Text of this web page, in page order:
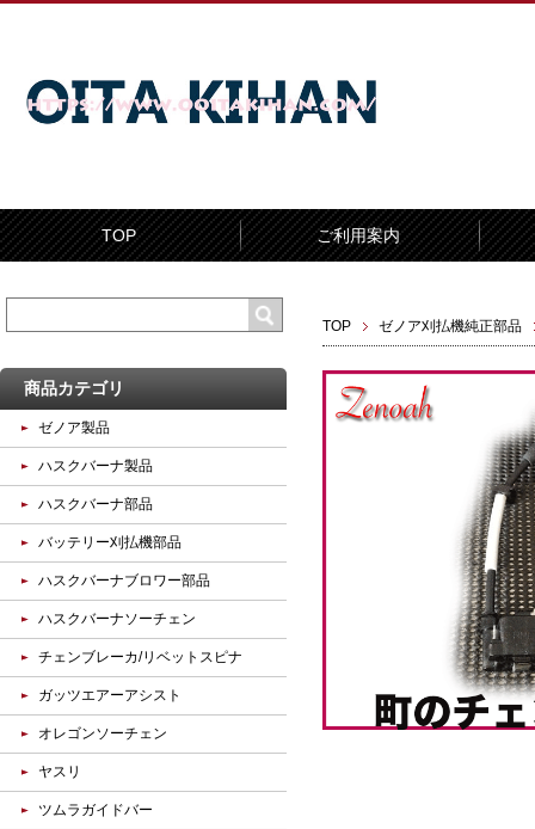
TOP ご利用案内
TOP ゼノア刈払機純正部品
商品カテゴリ
ゼノア製品
ハスクバーナ製品
ハスクバーナ部品
バッテリー刈払機部品
ハスクバーナブロワー部品
ハスクバーナソーチェン
チェンブレーカ/リベットスピナ
ガッツエアーアシスト
オレゴンソーチェン
ヤスリ
ツムラガイドバー